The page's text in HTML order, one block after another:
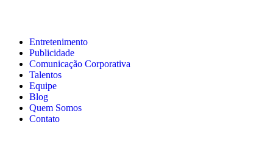
Entretenimento
Publicidade
Comunicação Corporativa
Talentos
Equipe
Blog
Quem Somos
Contato